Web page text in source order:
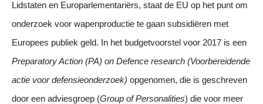
Lidstaten en Europarlementariërs, staat de EU op het punt om
onderzoek voor wapenproductie te gaan subsidiëren met
Europees publiek geld. In het budgetvoorstel voor 2017 is een
Preparatory Action (PA) on Defence research (Voorbereidende
actie voor defensieonderzoek) opgenomen, die is geschreven
door een adviesgroep (Group of Personalities) die voor meer